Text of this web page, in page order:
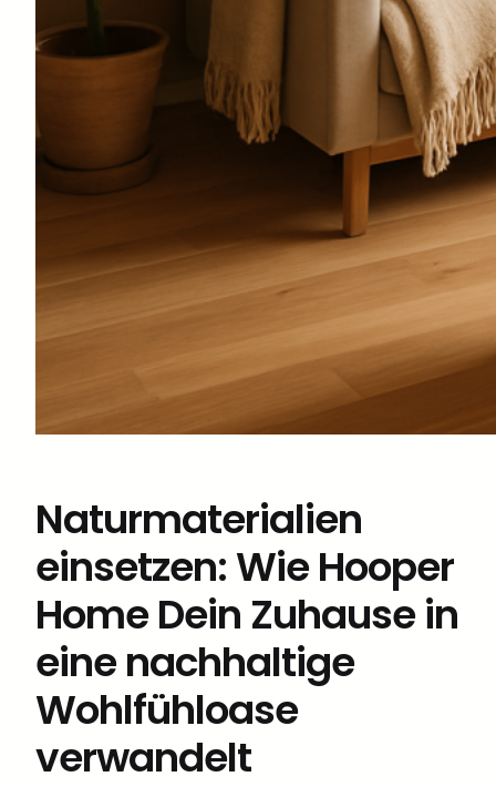
Naturmaterialien
einsetzen: Wie Hooper
Home Dein Zuhause in
eine nachhaltige
Wohlfühloase
verwandelt